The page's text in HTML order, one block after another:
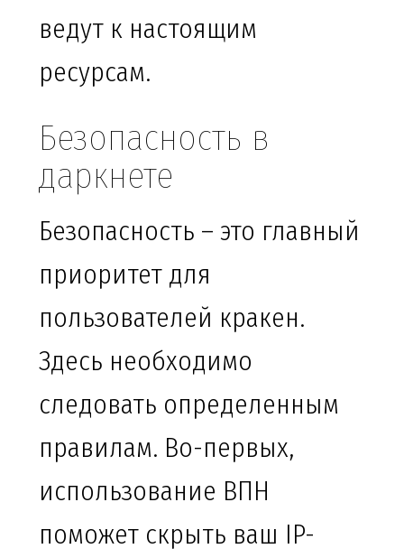
ведут к настоящим
ресурсам.
Безопасность в
даркнете
Безопасность – это главный
приоритет для
пользователей кракен.
Здесь необходимо
следовать определенным
правилам. Во-первых,
использование ВПН
поможет скрыть ваш IP-